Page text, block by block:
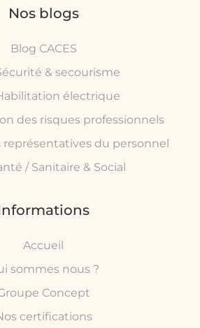
Nos blogs
Blog CACES
& secourisme
électrique
des risques professionnels
représentatives du personnel
/ Sanitaire & Social
Accueil
sommes nous ?
Concept
certifications